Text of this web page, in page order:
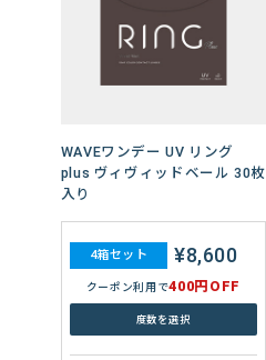
WAVEワンデー エアスリム
plus 60枚入り
4箱セット ¥13,360
クーポン利用で 800円OFF
6箱セット ¥20,040
クーポン利用で1,200円OFF
WAVEワンデー UV リング
plus ヴィヴィッドベール 30枚
入り
4箱セット ¥8,600
クーポン利用で400円OFF
度数を選択